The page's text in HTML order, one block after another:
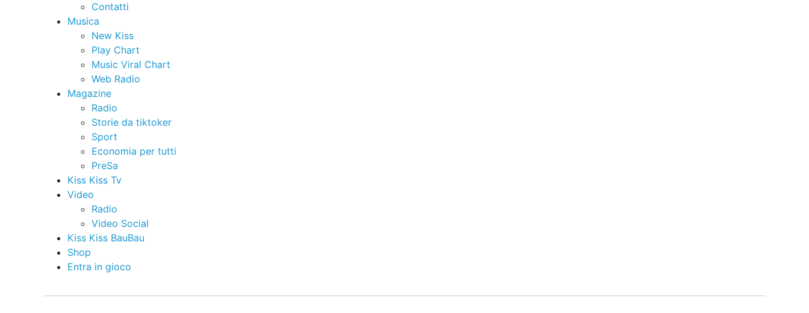
Contatti
Musica
New Kiss
Play Chart
Music Viral Chart
Web Radio
Magazine
Radio
Storie da tiktoker
Sport
Economia per tutti
PreSa
Kiss Kiss Tv
Video
Radio
Video Social
Kiss Kiss BauBau
Shop
Entra in gioco